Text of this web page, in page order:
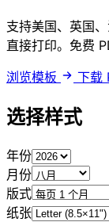
支持美国、英国
直接打印。免费
浏览模板
下载
选择样式
年份
月份
版式
纸张